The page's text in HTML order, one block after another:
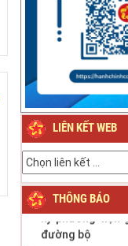
LIÊN KẾT WEB
THÔNG BÁO
Thông báo về
Thông báo về
đán Giáp Thìn
Thông báo Lịch
ngày 2/9/2023
Thông báo
ký phương tiện
đường bộ
Thông báo thời